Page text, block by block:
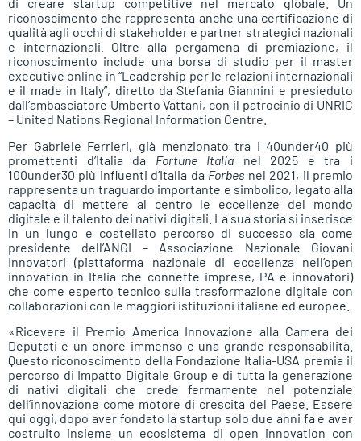
riconoscimento che rappresenta anche una certificazione di
qualità agli occhi di stakeholder e partner strategici nazionali
e internazionali. Oltre alla pergamena di premiazione, il
riconoscimento include una borsa di studio per il master
executive online in “Leadership per le relazioni internazionali
e il made in Italy”, diretto da Stefania Giannini e presieduto
dall’ambasciatore Umberto Vattani, con il patrocinio di UNRIC
– United Nations Regional Information Centre.
Per Gabriele Ferrieri, già menzionato tra i 40under40 più
promettenti d’Italia da Fortune Italia nel 2025 e tra i
100under30 più influenti d’Italia da Forbes nel 2021, il premio
rappresenta un traguardo importante e simbolico, legato alla
capacità di mettere al centro le eccellenze del mondo
digitale e il talento dei nativi digitali. La sua storia si inserisce
in un lungo e costellato percorso di successo sia come
presidente dell’ANGI – Associazione Nazionale Giovani
Innovatori (piattaforma nazionale di eccellenza nell’open
innovation in Italia che connette imprese, PA e innovatori)
che come esperto tecnico sulla trasformazione digitale con
collaborazioni con le maggiori istituzioni italiane ed europee.
«Ricevere il Premio America Innovazione alla Camera dei
Deputati è un onore immenso e una grande responsabilità.
Questo riconoscimento della Fondazione Italia-USA premia il
percorso di Impatto Digitale Group e di tutta la generazione
di nativi digitali che crede fermamente nel potenziale
dell’innovazione come motore di crescita del Paese. Essere
qui oggi, dopo aver fondato la startup solo due anni fa e aver
costruito insieme un ecosistema di open innovation con